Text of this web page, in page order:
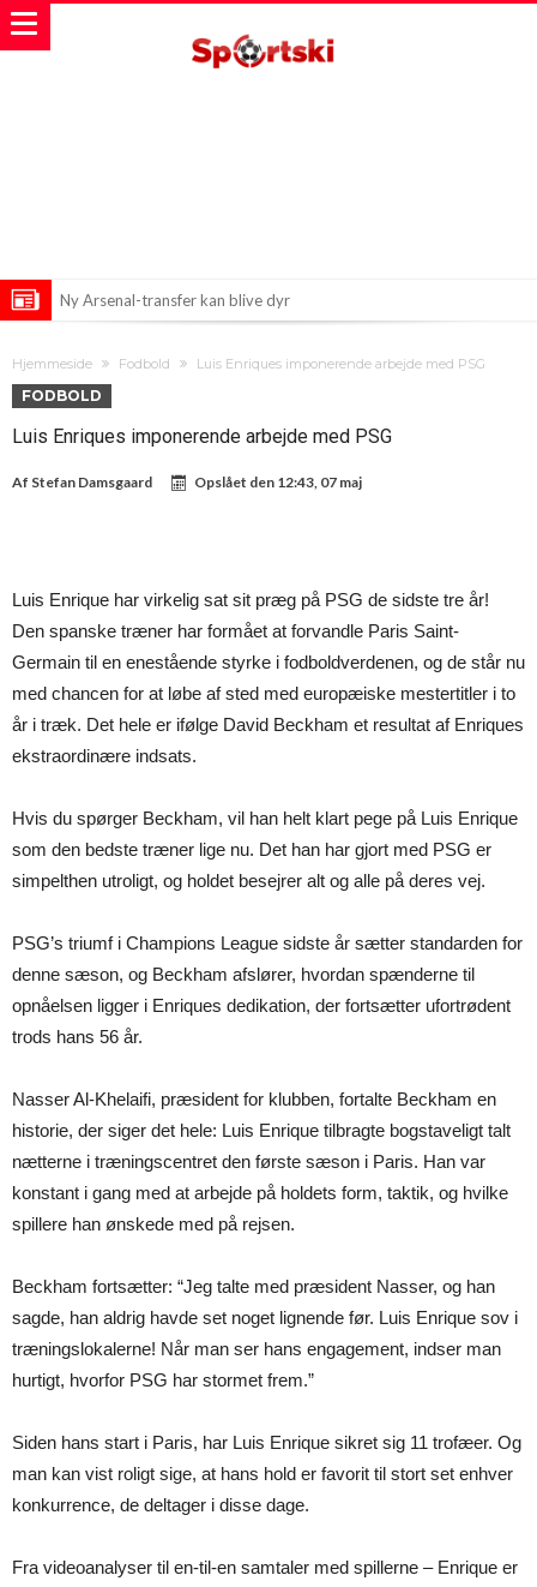
Ny Arsenal-transfer kan blive dyr
London-klubben
Nyt turneringsforslag skaber furore i fodboldverdenen
Hjemmeside Fodbold Luis Enriques imponerende arbejde med PSG
FODBOLD
Luis Enriques imponerende arbejde med PSG
Af Stefan Damsgaard Opslået den 12:43, 07 maj
Luis Enrique har virkelig sat sit præg på PSG de sidste tre år!
Den spanske træner har formået at forvandle Paris Saint-
Germain til en enestående styrke i fodboldverdenen, og de står nu
med chancen for at løbe af sted med europæiske mestertitler i to
år i træk. Det hele er ifølge David Beckham et resultat af Enriques
ekstraordinære indsats.
Hvis du spørger Beckham, vil han helt klart pege på Luis Enrique
som den bedste træner lige nu. Det han har gjort med PSG er
simpelthen utroligt, og holdet besejrer alt og alle på deres vej.
PSG’s triumf i Champions League sidste år sætter standarden for
denne sæson, og Beckham afslører, hvordan spænderne til
opnåelsen ligger i Enriques dedikation, der fortsætter ufortrødent
trods hans 56 år.
Nasser Al-Khelaifi, præsident for klubben, fortalte Beckham en
historie, der siger det hele: Luis Enrique tilbragte bogstaveligt talt
nætterne i træningscentret den første sæson i Paris. Han var
konstant i gang med at arbejde på holdets form, taktik, og hvilke
spillere han ønskede med på rejsen.
Beckham fortsætter: “Jeg talte med præsident Nasser, og han
sagde, han aldrig havde set noget lignende før. Luis Enrique sov i
træningslokalerne! Når man ser hans engagement, indser man
hurtigt, hvorfor PSG har stormet frem.”
Siden hans start i Paris, har Luis Enrique sikret sig 11 trofæer. Og
man kan vist roligt sige, at hans hold er favorit til stort set enhver
konkurrence, de deltager i disse dage.
Fra videoanalyser til en-til-en samtaler med spillerne – Enrique er